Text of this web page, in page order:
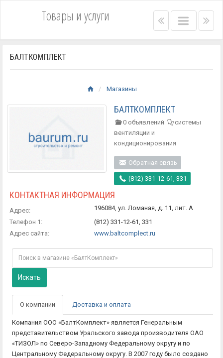
Товары и услуги Left
bar
Main
menu
Right
menu
bar
БАЛТКОМПЛЕКТ
Магазины
БАЛТКОМПЛЕКТ
0 объявлений
системы
вентиляции и
кондиционирования
Обратная связь
(812) 331-12-61, 331
КОНТАКТНАЯ ИНФОРМАЦИЯ
Адрес:
196084, ул. Ломаная, д. 11, лит. А
Телефон 1:
(812) 331-12-61, 331
Адрес сайта:
www.baltcomplect.ru
Искать
О компании Доставка и оплата
Компания ООО «БалтКомплект» является Генеральным
представительством Уральского завода производителя ОАО
«ТИЗОЛ» по Северо-Западному Федеральному округу и по
Центральному Федеральному округу. В 2007 году было создано